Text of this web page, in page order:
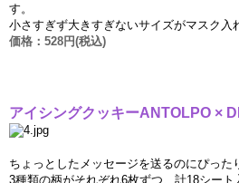
す。
小さすぎず大きすぎないサイズがマスク入
価格： 528 円(税込)
アイシングクッキーANTOLPO ×
ちょっとしたメッセージを送るのにぴった
3種類の柄がそれぞれ6枚ずつ、計18シー ト